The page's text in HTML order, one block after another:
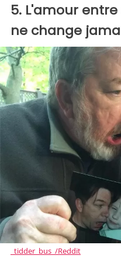
5. L'amour
ne change
_tidder_bus_/Reddit